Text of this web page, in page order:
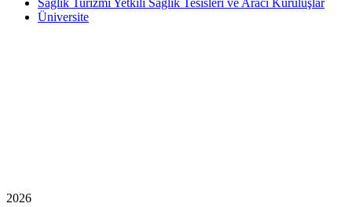
Sağlık Turizmi Yetkili Sağlık Tesisleri ve Aracı Kuruluşlar
Üniversite
2026